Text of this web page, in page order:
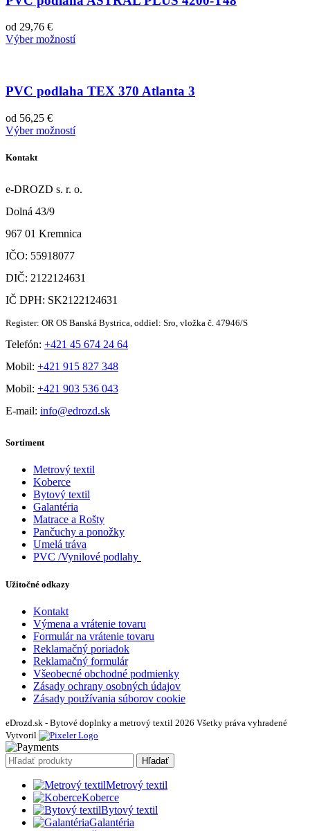
od 29,76 €
Výber možností
PVC podlaha TEX 370 Atlanta 3
od 56,25 €
Výber možností
Kontakt
e-DROZD s. r. o.
Dolná 43/9
967 01 Kremnica
IČO: 55918077
DIČ: 2122124631
IČ DPH: SK2122124631
Register: OR OS Banská Bystrica, oddiel: Sro, vložka č. 47946/S
Telefón: +421 45 674 24 64
Mobil: +421 915 827 348
Mobil: +421 903 536 043
E-mail: info@edrozd.sk
Sortiment
Metrový textil
Koberce
Bytový textil
Galantéria
Matrace a Rošty
Pančuchy a ponožky
Umelá tráva
PVC /Vynilové podlahy
Užitočné odkazy
Kontakt
Výmena a vrátenie tovaru
Formulár na vrátenie tovaru
Reklamačný poriadok
Reklamačný formulár
Všeobecné obchodné podmienky
Zásady ochrany osobných údajov
Zásady používania súborov cookie
eDrozd.sk - Bytové doplnky a metrový textil 2026 Všetky práva vyhradené
Vytvoril
Hľadať
Metrový textil
Koberce
Bytový textil
Galantéria